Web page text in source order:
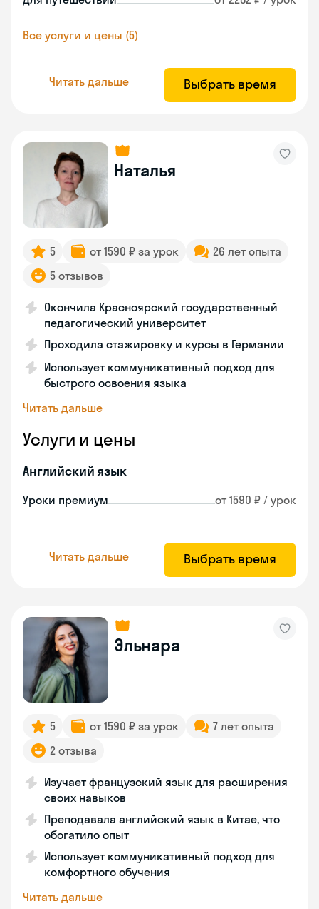
Все услуги и цены (5)
Читать дальше Выбрать время
Наталья
5 от 1590 ₽ за урок
26 лет опыта
5 отзывов
Окончила Красноярский государственный
педагогический университет
Проходила стажировку и курсы в Германии
Использует коммуникативный подход для
быстрого освоения языка
Читать дальше
Услуги и цены
Английский язык
Уроки премиум от 1590 ₽ / урок
Читать дальше Выбрать время
Эльнара
5 от 1590 ₽ за урок
7 лет опыта
2 отзыва
Изучает французский язык для расширения
своих навыков
Преподавала английский язык в Китае, что
обогатило опыт
Использует коммуникативный подход для
комфортного обучения
Читать дальше